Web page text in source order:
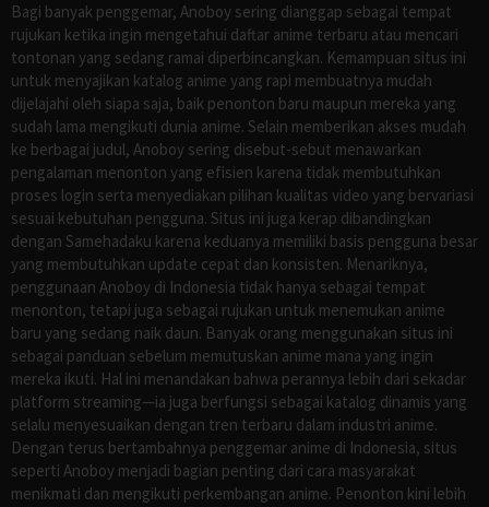
Bagi banyak penggemar, Anoboy sering dianggap sebagai tempat
rujukan ketika ingin mengetahui daftar anime terbaru atau mencari
tontonan yang sedang ramai diperbincangkan. Kemampuan situs ini
untuk menyajikan katalog anime yang rapi membuatnya mudah
dijelajahi oleh siapa saja, baik penonton baru maupun mereka yang
sudah lama mengikuti dunia anime. Selain memberikan akses mudah
ke berbagai judul, Anoboy sering disebut-sebut menawarkan
pengalaman menonton yang efisien karena tidak membutuhkan
proses login serta menyediakan pilihan kualitas video yang bervariasi
sesuai kebutuhan pengguna. Situs ini juga kerap dibandingkan
dengan Samehadaku karena keduanya memiliki basis pengguna besar
yang membutuhkan update cepat dan konsisten. Menariknya,
penggunaan Anoboy di Indonesia tidak hanya sebagai tempat
menonton, tetapi juga sebagai rujukan untuk menemukan anime
baru yang sedang naik daun. Banyak orang menggunakan situs ini
sebagai panduan sebelum memutuskan anime mana yang ingin
mereka ikuti. Hal ini menandakan bahwa perannya lebih dari sekadar
platform streaming—ia juga berfungsi sebagai katalog dinamis yang
selalu menyesuaikan dengan tren terbaru dalam industri anime.
Dengan terus bertambahnya penggemar anime di Indonesia, situs
seperti Anoboy menjadi bagian penting dari cara masyarakat
menikmati dan mengikuti perkembangan anime. Penonton kini lebih